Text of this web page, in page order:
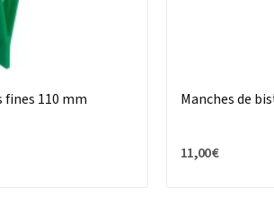
fines 110 mm Manches de
11,00 €